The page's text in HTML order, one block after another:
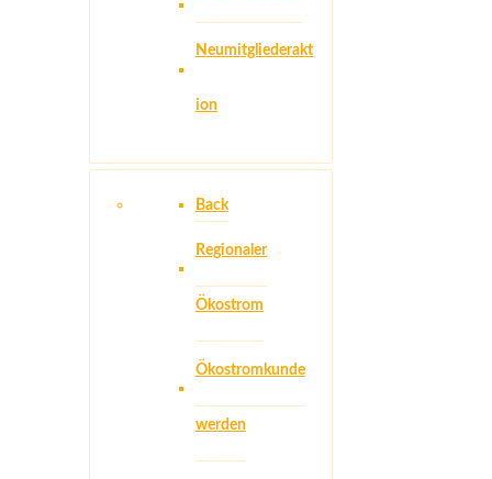
Neumitgliederakt
ion
Back
Regionaler
Ökostrom
Ökostromkunde
werden